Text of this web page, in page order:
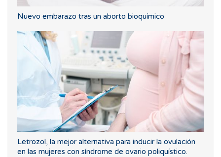
Nuevo embarazo tras un aborto bioquímico
Letrozol, la mejor alternativa para inducir la ovulación
en las mujeres con síndrome de ovario poliquístico.